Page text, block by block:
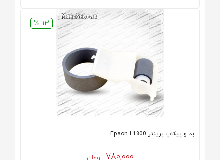
13 %
پد و پیکاپ پرینتر Epson L1800
780,000 تومان